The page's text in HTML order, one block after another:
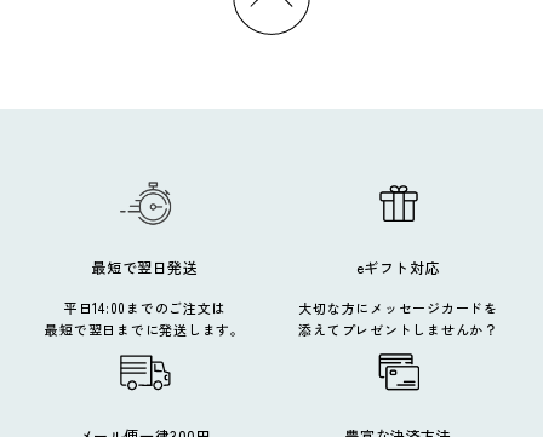
最短で翌日発送
平日14:00までのご注文は
最短で翌日までに発送します。
eギフト対応
大切な方にメッセージカードを
添えてプレゼントしませんか？